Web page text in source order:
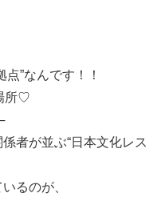
”なんです！！
所♡
者が並ぶ“日本文化レス
るのが、